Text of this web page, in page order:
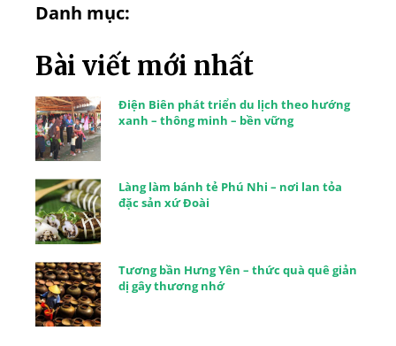
Danh mục:
Bài viết mới nhất
Điện Biên phát triển du lịch theo hướng
xanh – thông minh – bền vững
Làng làm bánh tẻ Phú Nhi – nơi lan tỏa
đặc sản xứ Đoài
Tương bần Hưng Yên – thức quà quê giản
dị gây thương nhớ